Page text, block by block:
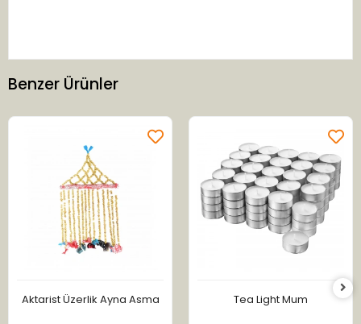
Benzer Ürünler
Aktarist Üzerlik Ayna Asma Tea Light Mum